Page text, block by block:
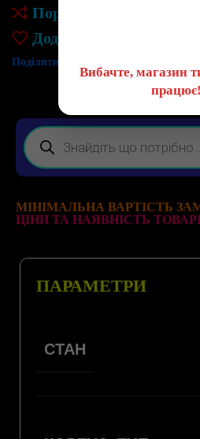
Порівняння
Додати до списку
Поділитись:
МІНІМАЛЬНА ВАРТІСТЬ
ЦІНИ ТА НАЯВНІСТЬ
ПАРАМЕТРИ
СТАН
Вибачте, магазин
працює!